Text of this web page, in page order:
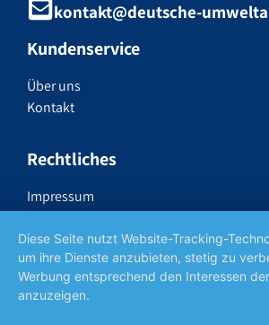
kontakt@deutsche-
Kundenservice
Über uns
Kontakt
Rechtliches
Impressum
Datenschutzerklärung
Widerrufsrecht
AGB
Diese Seite nutzt Website-Tracking-
um ihre Dienste anzubieten, stetig zu
Werbung entsprechend den Interessen
anzuzeigen.